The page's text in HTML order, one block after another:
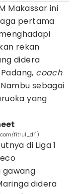
Makassar ini
pertama
rekan
didera
coach
sebagai
yang
fitrul_dr1)
di Liga 1
gawang
didera